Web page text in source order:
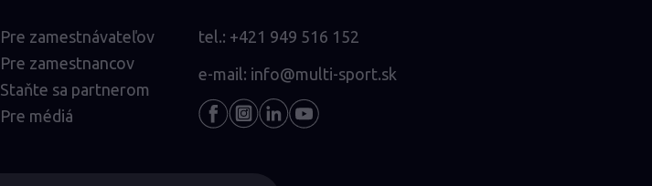
Pre zamestnávateľov
Pre zamestnancov
Staňte sa partnerom
Pre médiá
tel.: +421 949 516 152
e-mail: info@multi-sport.sk